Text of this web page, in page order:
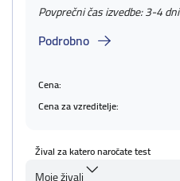
Povprečni čas izvedbe: 3-4 dni
Podrobno
Cena:
Cena za vzreditelje:
Žival za katero naročate test